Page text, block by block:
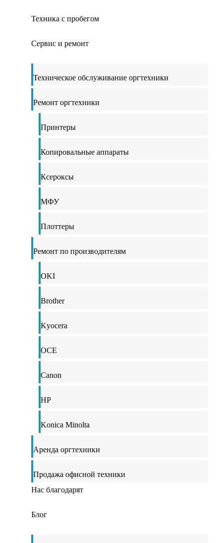
Техника с пробегом
Сервис и ремонт
Техническое обслуживание оргтехники
Ремонт оргтехники
Принтеры
Копировальные аппараты
Ксероксы
МФУ
Плоттеры
Ремонт по производителям
OKI
Brother
Kyocera
OCE
Canon
HP
Konica Minolta
Аренда оргтехники
Продажа офисной техники
Нас благодарят
Блог